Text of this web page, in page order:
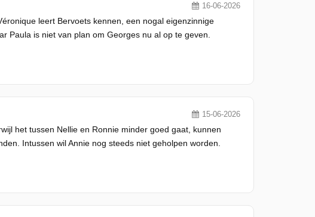
16-06-2026
leert Bervoets kennen, een nogal eigenzinnige
Paula is niet van plan om Georges nu al op te geven.
15-06-2026
het tussen Nellie en Ronnie minder goed gaat, kunnen
Intussen wil Annie nog steeds niet geholpen worden.